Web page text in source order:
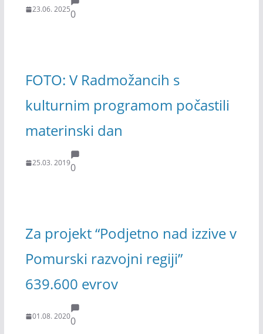
23.06. 20250
FOTO: V Radmožancih s
kulturnim programom počastili
materinski dan
25.03. 20190
Za projekt “Podjetno nad izzive v
Pomurski razvojni regiji”
639.600 evrov
01.08. 20200